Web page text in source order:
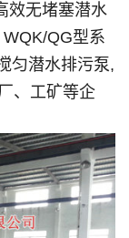
效无堵塞潜水
QG型系
匀潜水排污泵,
、工矿等企